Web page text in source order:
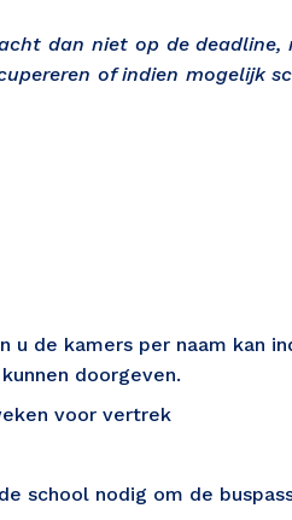
dan niet op de
of indien mogelijk
u de kamers per naam kan
doorgeven.
voor vertrek
school nodig om de